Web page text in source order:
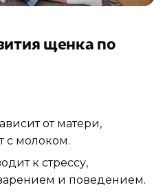
щенка по
от матери,
с молоком.
к стрессу,
и поведением.